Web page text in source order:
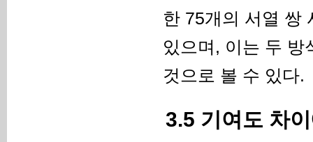
한 75개의 서열 쌍
있으며, 이는 두 방
것으로 볼 수 있다.
3.5 기여도 차